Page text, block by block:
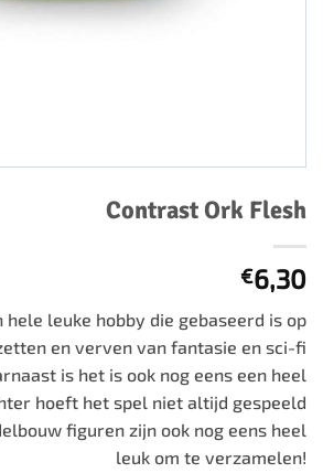
Contrast Ork Flesh
€6,30
leuke hobby die gebaseerd is op
en verven van fantasie en sci-fi
is het is ook nog eens een heel
hoeft het spel niet altijd gespeeld
figuren zijn ook nog eens heel
leuk om te verzamelen!